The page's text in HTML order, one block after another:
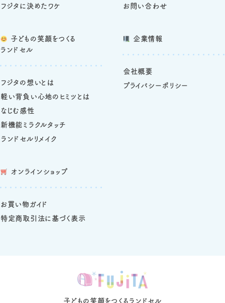
子どもの笑顔をつくる
ランドセル
フジタの想いとは
軽い背負い心地のヒミツとは
なじむ感性
新機能ミラクルタッチ
ランドセルリメイク
フジタに決めたワケ
お問い合わせ
企業情報
会社概要
プライバシーポリシー
オンラインショップ
お買い物ガイド
特定商取引法に基づく表示
子どもの笑顔をつくるランドセル